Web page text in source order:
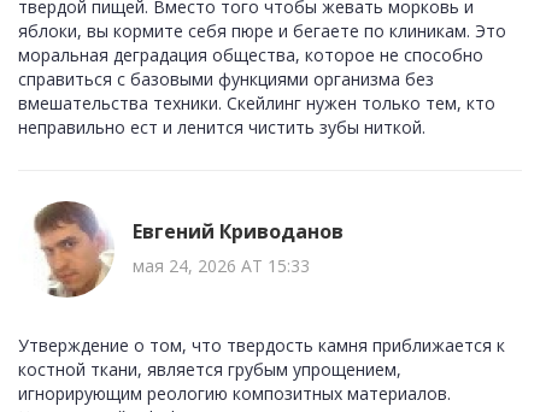
твердой пищей. Вместо того чтобы жевать морковь и
яблоки, вы кормите себя пюре и бегаете по клиникам. Это
моральная деградация общества, которое не способно
справиться с базовыми функциями организма без
вмешательства техники. Скейлинг нужен только тем, кто
неправильно ест и ленится чистить зубы ниткой.
Евгений Криводанов
мая 24, 2026 AT 15:33
Утверждение о том, что твердость камня приближается к
костной ткани, является грубым упрощением,
игнорирующим реологию композитных материалов.